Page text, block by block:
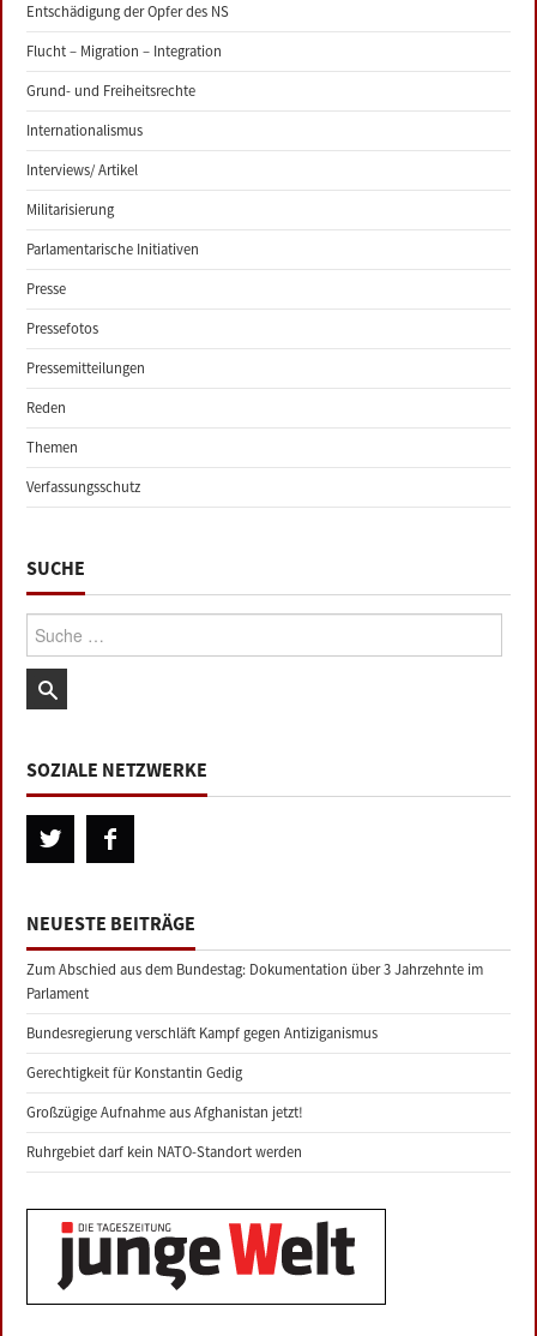
Entschädigung der Opfer des NS
Flucht – Migration – Integration
Grund- und Freiheitsrechte
Internationalismus
Interviews/ Artikel
Militarisierung
Parlamentarische Initiativen
Presse
Pressefotos
Pressemitteilungen
Reden
Themen
Verfassungsschutz
SUCHE
Suche:
SOZIALE NETZWERKE
NEUESTE BEITRÄGE
Zum Abschied aus dem Bundestag: Dokumentation über 3 Jahrzehnte im
Parlament
Bundesregierung verschläft Kampf gegen Antiziganismus
Gerechtigkeit für Konstantin Gedig
Großzügige Aufnahme aus Afghanistan jetzt!
Ruhrgebiet darf kein NATO-Standort werden